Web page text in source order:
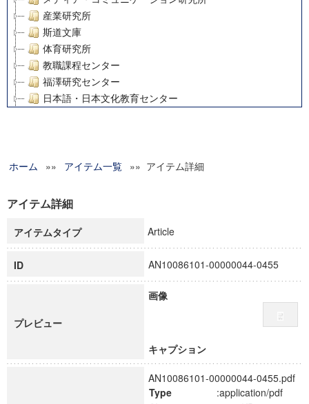
産業研究所
斯道文庫
体育研究所
教職課程センター
福澤研究センター
日本語・日本文化教育センター
グローバルリサーチインスティテュート
科学研究費補助金研究成果報告書
慶應義塾大学グローバルCOEプログラム市民社会ガバナンス
慶應義塾大学グローバルCOEプログラム論理と感性の先端的
博士課程教育リーディングプログラム「超成熟社会発展のサ
学術雑誌掲載論文等(8)
ホーム »» アイテム一覧 »» アイテム詳細
アイテム詳細
アイテムタイプ Article
ID AN10086101-00000044-0455
プレビュー
画像
キャプション
AN10086101-00000044-0455.pdf
Type
:application/pdf